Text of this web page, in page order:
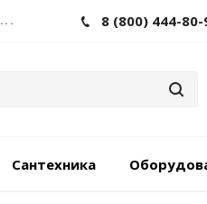
... 8 (800) 444-80-
Сантехника